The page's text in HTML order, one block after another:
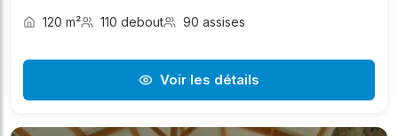
120 m² 110 debout 90 assises
Voir les détails